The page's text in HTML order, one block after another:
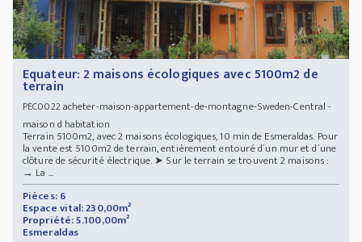
Equateur: 2 maisons écologiques avec 5100m2 de
terrain
PEC0022acheter-maison-appartement-de-montagne-Sweden-Central -
maison d habitation
Terrain 5100m2, avec 2 maisons écologiques, 10 min de Esmeraldas. Pour
la vente est 5100m2 de terrain, entièrement entouré d´un mur et d´une
clôture de sécurité électrique. ➤ Sur le terrain se trouvent 2 maisons :
→ La ...
Pièces: 6
Espace vital: 230,00m²
Propriété: 5.100,00m²
Esmeraldas